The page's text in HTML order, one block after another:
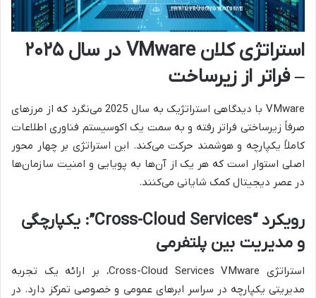
استراتژی کلان VMware در سال ۲۰۲۵
– فراتر از زیرساخت
VMware با دیدگاهی استراتژیک به سال 2025 می‌نگرد که از مرزهای
صرفاً زیرساختی فراتر رفته و به سمت یک اکوسیستم فناوری اطلاعات
کاملاً یکپارچه و هوشمند حرکت می‌کند. این استراتژی بر چهار محور
اصلی استوار است که هر یک از آن‌ها به پویایی و امنیت سازمان‌ها
در عصر دیجیتال کمک شایانی می‌کنند.
رویکرد “Cross-Cloud Services”: یکپارچگی
و مدیریت بین پلتفرمی
استراتژی Cross-Cloud Services VMware، بر ارائه یک تجربه
مدیریتی یکپارچه در سراسر ابرهای عمومی و خصوصی تمرکز دارد. در